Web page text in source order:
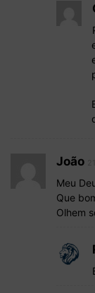
João
Meu
Que
Olhem